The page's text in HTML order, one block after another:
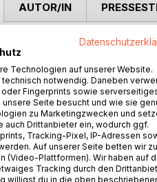
George discovers small,
rules.
about longing, loss, and what
magical fairy tale that delights
AUTOR/IN
TITEL BEI
Technologien auf unserer Website.
notwendig. Daneben
Fingerprints sowie
Seite besucht und wie sie
zu Marketingzwecken und
Drittanbieter ein, wodurch ggf.
Tracking-Pixel, IP-Adressen
Auf unserer Seite betten wir
(Video-Plattformen). Wir haben auf
Tracking durch den
willigst du in die oben